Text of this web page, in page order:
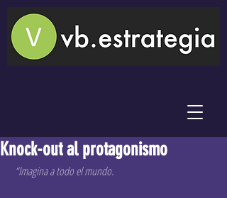
Knock-out al protagonismo
“Imagina a todo el mundo.